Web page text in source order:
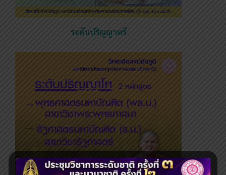
ระดับปริญญาตรี